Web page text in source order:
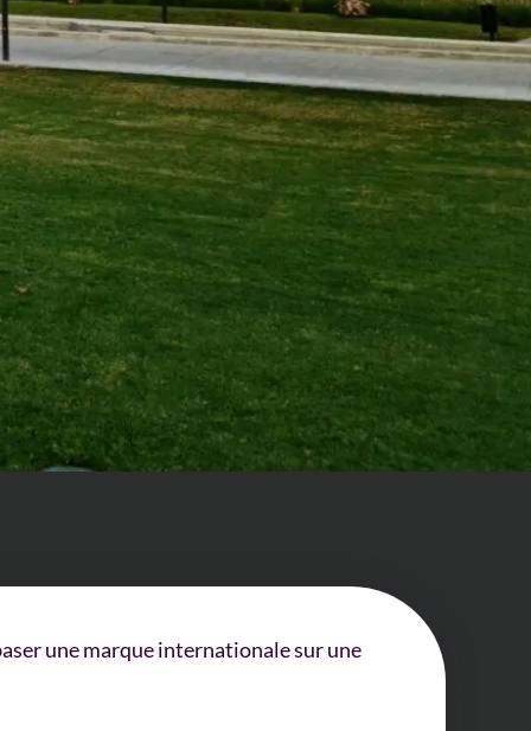
une marque internationale sur une